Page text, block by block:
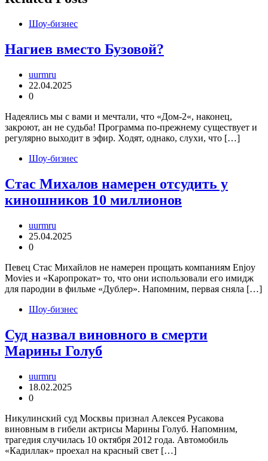
Шоу-бизнес
Нагиев вместо Бузовой?
uurmru
22.04.2025
0
Надеялись мы с вами и мечтали, что «Дом-2«, наконец,
закроют, ан не судьба! Программа по-прежнему существует и
регулярно выходит в эфир. Ходят, однако, слухи, что […]
Шоу-бизнес
Стас Михалов намерен отсудить у
киношников 10 миллионов
uurmru
25.04.2025
0
Певец Стас Михайлов не намерен прощать компаниям Enjoy
Movies и «Каропрокат» то, что они использовали его имидж
для пародии в фильме «Дублер». Напомним, первая сняла […]
Шоу-бизнес
Суд назвал виновного в смерти
Марины Голуб
uurmru
18.02.2025
0
Никулинский суд Москвы признал Алексея Русакова
виновным в гибели актрисы Марины Голуб. Напомним,
трагедия случилась 10 октября 2012 года. Автомобиль
«Кадиллак» проехал на красный свет […]